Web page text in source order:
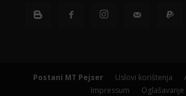
Postani MT Pejser Uslovi korištenja
Impressum
Oglašavanje